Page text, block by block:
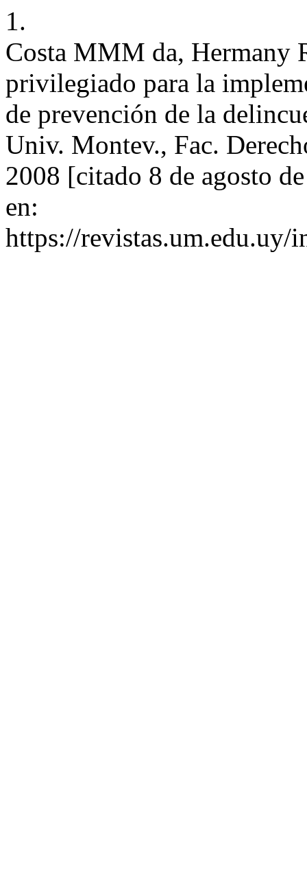
1.
Costa MMM da, Hermany
privilegiado para la
de prevención de la
Univ. Montev., Fac.
2008 [citado 8 de agosto
en:
https://revistas.um.edu.uy/